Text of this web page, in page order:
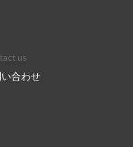
us
合わせ